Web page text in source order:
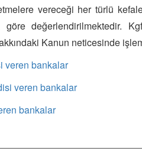
vereceği her türlü
göre değerlendirilmektedir.
Kanun neticesinde
veren bankalar
veren bankalar
bankalar